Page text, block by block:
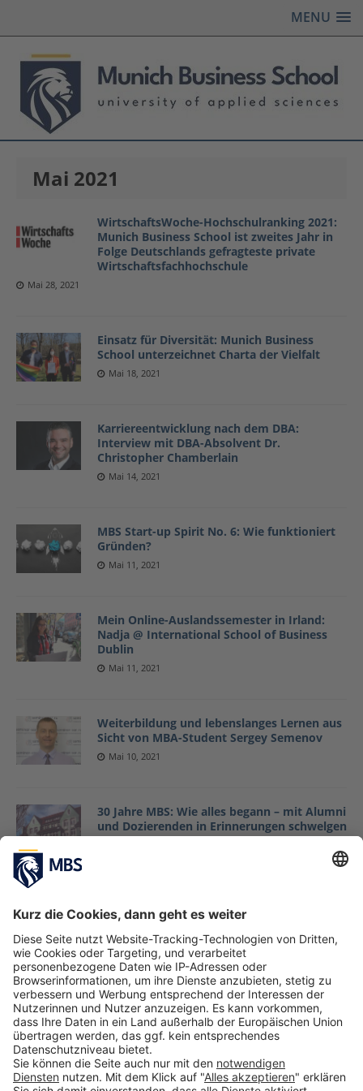
MENU
Mai 2021
WirtschaftsWoche-Hochschulranking 2021:
Munich Business School ist zweites Jahr in
Folge Deutschlands gefragteste private
Wirtschaftsfachhochschule
Mai 28, 2021
Einsatz für Diversität: Munich Business
School unterzeichnet Charta der Vielfalt
Mai 18, 2021
Karriereentwicklung nach dem DBA:
Interview mit DBA-Absolvent Dr.
Christopher Chamberlain
Mai 14, 2021
MBS Start-up Spirit No. 6: Wie funktioniert
Gründen?
Mai 11, 2021
Mein Online-Auslandssemester in Irland:
Nadja @ International School of Business
Dublin
Mai 11, 2021
Weiterbildung und lebenslanges Lernen aus
Sicht von MBA-Student Sergey Semenov
Mai 10, 2021
30 Jahre MBS: Wie alles begann – mit Alumni
und Dozierenden in Erinnerungen schwelgen
– Mit Gesetzentwürfen und Kreativität
Mai 4, 2021
Neue Bäume durch Internetsuchanfragen:
Munich Business School steigt als erste
Hochschule Deutschlands auf Ecosia um
Mai 3, 2021